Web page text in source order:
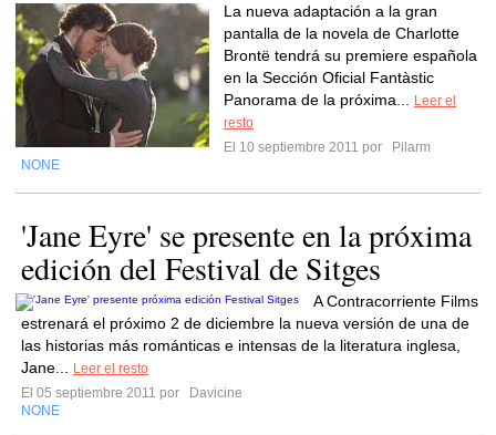
La nueva adaptación a la gran
pantalla de la novela de Charlotte
Brontë tendrá su premiere española
en la Sección Oficial Fantàstic
Panorama de la próxima...
Leer el
resto
El 10 septiembre 2011 por
Pilarm
NONE
'Jane Eyre' se presente en la próxima
edición del Festival de Sitges
A Contracorriente Films
estrenará el próximo 2 de diciembre la nueva versión de una de
las historias más románticas e intensas de la literatura inglesa,
Jane...
Leer el resto
El 05 septiembre 2011 por
Davicine
NONE